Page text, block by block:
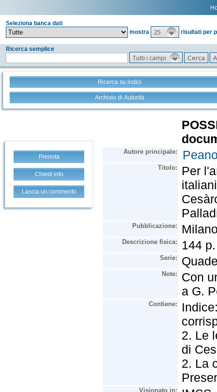
Seleziona banca dati
mostra
25 risultati per
Ricerca semplice
Tutti i campi
Ricerca su indici
Archivio di Autorità
Prenota
Chiedi info
Lascia un commento